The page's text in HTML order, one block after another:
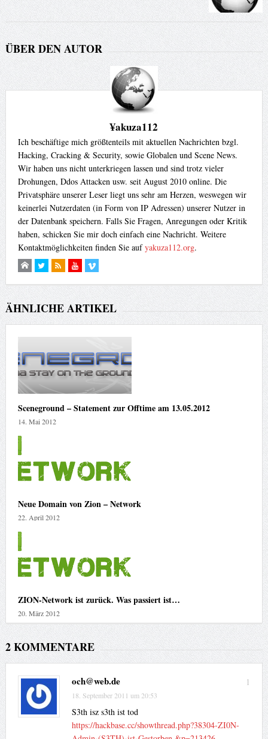
ÜBER DEN AUTOR
¥akuza112
Ich beschäftige mich größtenteils mit aktuellen Nachrichten bzgl.
Hacking, Cracking & Security, sowie Globalen und Scene News.
Wir haben uns nicht unterkriegen lassen und sind trotz vieler
Drohungen, Ddos Attacken usw. seit August 2010 online. Die
Privatsphäre unserer Leser liegt uns sehr am Herzen, weswegen wir
keinerlei Nutzerdaten (in Form von IP Adressen) unserer Nutzer in
der Datenbank speichern. Falls Sie Fragen, Anregungen oder Kritik
haben, schicken Sie mir doch einfach eine Nachricht. Weitere
Kontaktmöglichkeiten finden Sie aufyakuza112.org.
ÄHNLICHE ARTIKEL
Sceneground – Statement zur Offtime am 13.05.2012
14. Mai 2012
Neue Domain von Zion – Network
22. April 2012
ZION-Network ist zurück. Was passiert ist…
20. März 2012
2 KOMMENTARE
1
och@web.de
18. September 2011 um 20:53
S3th isz s3th ist tod
https://hackbase.cc/showthread.php?38304-ZI0N-